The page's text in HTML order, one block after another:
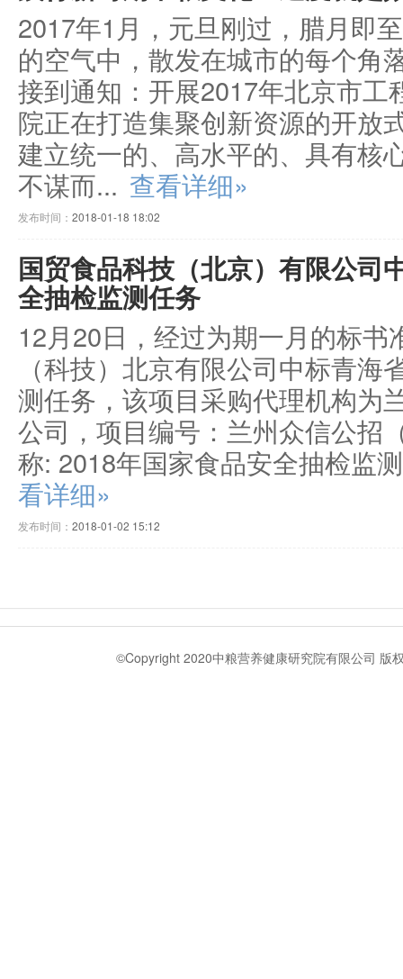
2017年1月，元旦刚过，腊月即
的空气中，散发在城市的每个角
接到通知：开展2017年北京市
院正在打造集聚创新资源的开放
建立统一的、高水平的、具有核
不谋而... 查看详细»
发布时间： 2018-01-18 18:02
国贸食品科技（北京）有限公司
全抽检监测任务
12月20日，经过为期一月的标
（科技）北京有限公司中标青
测任务，该项目采购代理机构为
公司，项目编号：兰州众信公招
称: 2018年国家食品安全抽检监
看详细»
发布时间： 2018-01-02 15:12
©Copyright 2020中粮营养健康研究院有限公司 版